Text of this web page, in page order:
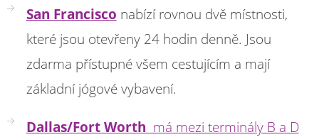
San Francisco nabízí rovnou dvě místnosti,
které jsou otevřeny 24 hodin denně. Jsou
zdarma přístupné všem cestujícím a mají
základní jógové vybavení.
Dallas/Fort Worth má mezi terminály B a D